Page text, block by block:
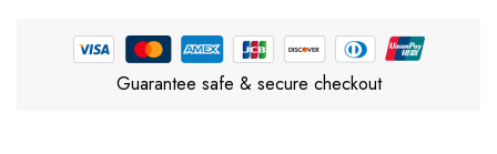
Guarantee safe & secure checkout